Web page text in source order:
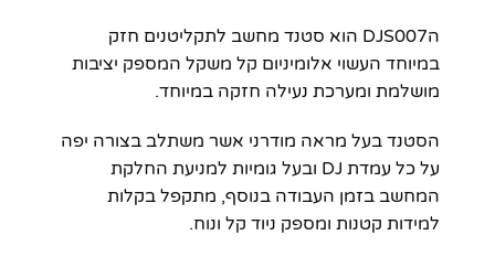
הDJS007 הוא סטנד מחשב לתקליטנים חזק
במיוחד העשוי אלומיניום קל משקל המספק יציבות
מושלמת ומערכת נעילה חזקה במיוחד.
הסטנד בעל מראה מודרני אשר משתלב בצורה יפה
על כל עמדת DJ ובעל גומיות למניעת החלקת
המחשב בזמן העבודה בנוסף, מתקפל בקלות
למידות קטנות ומספק ניוד קל ונוח.